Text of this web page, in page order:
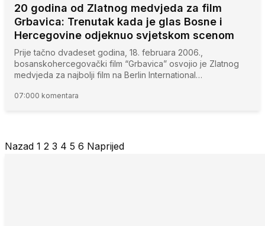
20 godina od Zlatnog medvjeda za film
Grbavica: Trenutak kada je glas Bosne i
Hercegovine odjeknuo svjetskom scenom
Prije tačno dvadeset godina, 18. februara 2006.,
bosanskohercegovački film “Grbavica” osvojio je Zlatnog
medvjeda za najbolji film na Berlin International…
07:000 komentara
Posts
Nazad 1 2 3 4 5 6 Naprijed